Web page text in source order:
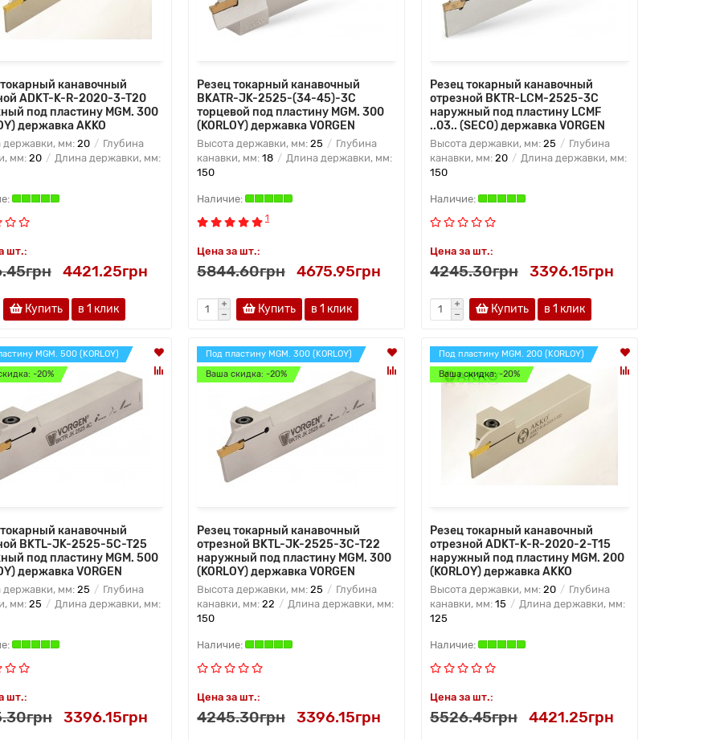
токарный канавочный
ADKT-K-R-2020-3-T20
под пластину MGM. 300
державка AKKO
державки, мм: 20
Глубина
мм:20
Длина державки, мм:
шт.:
4421.25грн
Купить в 1 клик
Резец токарный канавочный
BKATR-JK-2525-(34-45)-3C
торцевой под пластину MGM. 300
(KORLOY) державка VORGEN
Высота державки, мм: 25
Глубина
канавки, мм: 18
Длина державки, мм:
150
1
Цена за шт.:
5844.60грн 4675.95грн
Купить в 1 клик
Резец токарный канавочный
отрезной BKTR-LCM-2525-3C
наружный под пластину LCMF
..03.. (SECO) державка VORGEN
Высота державки, мм: 25
Глубина
канавки, мм: 20
Длина державки, мм:
150
Цена за шт.:
4245.30грн 3396.15грн
Купить в 1 клик
MGM. 500 (KORLOY)
-20%
токарный канавочный
BKTL-JK-2525-5C-T25
под пластину MGM. 500
державка VORGEN
державки, мм: 25
Глубина
мм:25
Длина державки, мм:
шт.:
3396.15грн
Под пластину MGM. 300 (KORLOY)
Ваша скидка: -20%
Резец токарный канавочный
отрезной BKTL-JK-2525-3C-T22
наружный под пластину MGM. 300
(KORLOY) державка VORGEN
Высота державки, мм: 25
Глубина
канавки, мм: 22
Длина державки, мм:
150
Цена за шт.:
4245.30грн 3396.15грн
Под пластину MGM. 200 (KORLOY)
Ваша скидка: -20%
Резец токарный канавочный
отрезной ADKT-K-R-2020-2-T15
наружный под пластину MGM. 200
(KORLOY) державка AKKO
Высота державки, мм: 20
Глубина
канавки, мм: 15
Длина державки, мм:
125
Цена за шт.:
5526.45грн 4421.25грн